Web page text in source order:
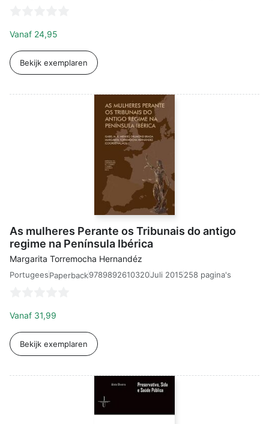
Vanaf 24,95
Bekijk exemplaren
As mulheres Perante os Tribunais do antigo
regime na Península Ibérica
Margarita Torremocha Hernandéz
PortugeesPaperback9789892610320Juli 2015258 pagina's
Vanaf 31,99
Bekijk exemplaren